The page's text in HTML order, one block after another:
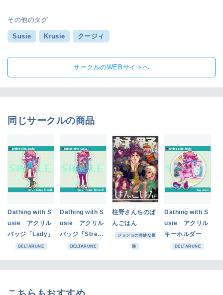
その他のタグ
Susie Krusie クージィ
サークルのWEBサイトへ
同じサークルの商品
Dathing with S
usie アクリル
バッジ「Lady」
DELTARUNE
Dathing with S
usie アクリル
バッジ「Stree
t」 DELTARUNE
柱野さんちのば
んごはん
ジョジョの奇妙な冒
険
Dathing with S
usie アクリル
キーホルダー
DELTARUNE